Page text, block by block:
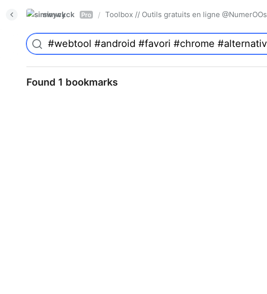
simwyck Pro / Toolbox // Outils gratuits en ligne @NumerOOs
Found 1 bookmarks